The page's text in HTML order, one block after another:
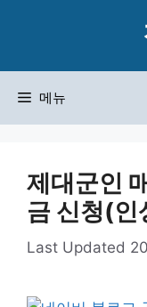
메뉴
제대군인
금 신청(인